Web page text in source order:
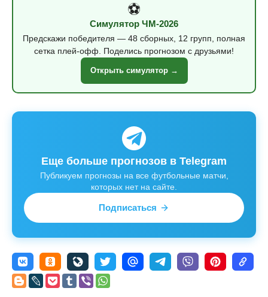
⚽
Симулятор ЧМ-2026
Предскажи победителя — 48 сборных, 12 групп, полная
сетка плей-офф. Поделись прогнозом с друзьями!
Открыть симулятор →
Еще больше прогнозов в Telegram
Публикуем прогнозы на все футбольные матчи,
которых нет на сайте.
Подписаться